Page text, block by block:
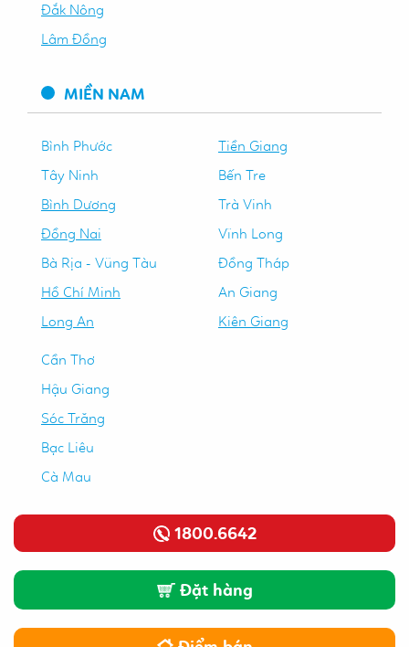
Đắk Nông
Lâm Đồng
MIỀN NAM
Bình Phước
Tây Ninh
Bình Dương
Đồng Nai
Bà Rịa - Vũng Tàu
Hồ Chí Minh
Long An
Tiền Giang
Bến Tre
Trà Vinh
Vĩnh Long
Đồng Tháp
An Giang
Kiên Giang
Cần Thơ
Hậu Giang
Sóc Trăng
Bạc Liêu
Cà Mau
1800.6642
Đặt hàng